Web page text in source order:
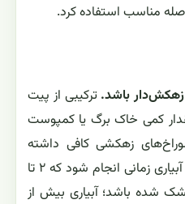
مناسب استفاده کرد.
باشد. ترکیبی از پیت
کمی خاک برگ یا کمپوست
زهکشی کافی داشته
باشد تا آب اضافی خارج شود. آبیاری زمانی انجام شود که ۲ تا
شده باشد؛ آبیاری بیش از